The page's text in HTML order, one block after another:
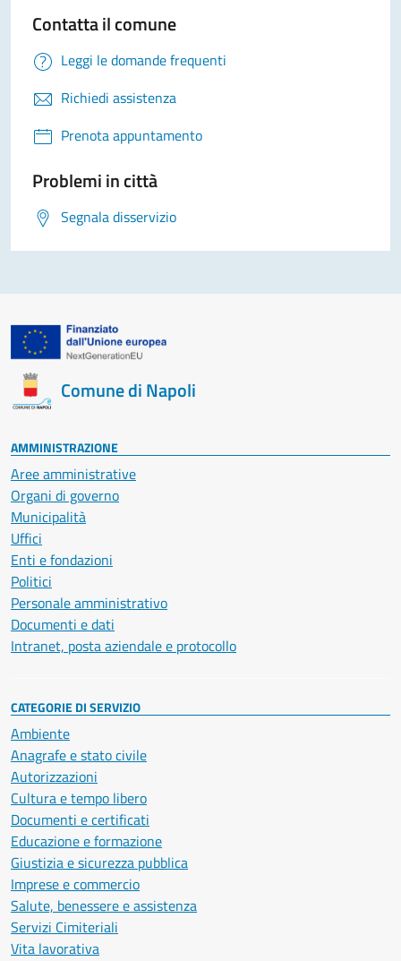
Contatta il comune
Leggi le domande frequenti
Richiedi assistenza
Prenota appuntamento
Problemi in città
Segnala disservizio
Comune di Napoli
AMMINISTRAZIONE
Aree amministrative
Organi di governo
Municipalità
Uffici
Enti e fondazioni
Politici
Personale amministrativo
Documenti e dati
Intranet, posta aziendale e protocollo
CATEGORIE DI SERVIZIO
Ambiente
Anagrafe e stato civile
Autorizzazioni
Cultura e tempo libero
Documenti e certificati
Educazione e formazione
Giustizia e sicurezza pubblica
Imprese e commercio
Salute, benessere e assistenza
Servizi Cimiteriali
Vita lavorativa